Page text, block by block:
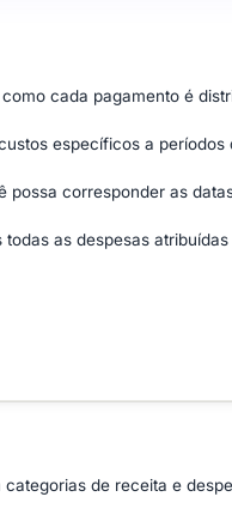
de receita e
cada pagamento é
específicos a períodos
corresponder as
as despesas atribuídas